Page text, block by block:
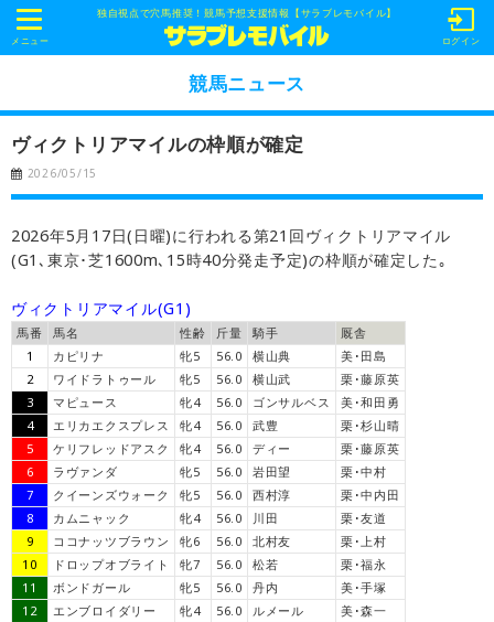
独自視点で穴馬推奨！競馬予想支援情報【サラブレモバイル】
t
o
g
e
a
i
g
i
o
メニュー ログイン
競馬ニュース
ヴィクトリアマイルの枠順が確定
2026/05/15
2026年5月17日(日曜)に行われる第21回ヴィクトリアマイル
(G1､東京･芝1600m､15時40分発走予定)の枠順が確定した｡
ヴィクトリアマイル(G1)
馬番 馬名 性齢 斤量 騎手
厩舎
1
カピリナ 牝5 56.0 横山典
美･田島
2
ワイドラトゥール 牝5 56.0 横山武
栗･藤原英
3
マピュース 牝4 56.0 ゴンサルベス
美･和田勇
4
エリカエクスプレス 牝4 56.0 武豊
栗･杉山晴
5
ケリフレッドアスク 牝4 56.0 ディー
栗･藤原英
6
ラヴァンダ 牝5 56.0 岩田望
栗･中村
7
クイーンズウォーク 牝5 56.0 西村淳
栗･中内田
8
カムニャック 牝4 56.0 川田
栗･友道
9
ココナッツブラウン 牝6 56.0 北村友
栗･上村
10
ドロップオブライト 牝7 56.0 松若
栗･福永
11
ボンドガール 牝5 56.0 丹内
美･手塚
12
エンブロイダリー 牝4 56.0 ルメール
美･森一